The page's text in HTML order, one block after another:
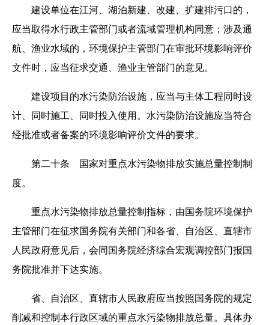
建设单位在江河、湖泊新建、改建、扩建排污口的，
应当取得水行政主管部门或者流域管理机构同意；涉及通
航、渔业水域的，环境保护主管部门在审批环境影响评价
文件时，应当征求交通、渔业主管部门的意见。
建设项目的水污染防治设施，应当与主体工程同时设
计、同时施工、同时投入使用。水污染防治设施应当符合
经批准或者备案的环境影响评价文件的要求。
第二十条 国家对重点水污染物排放实施总量控制制
度。
重点水污染物排放总量控制指标，由国务院环境保护
主管部门在征求国务院有关部门和各省、自治区、直辖市
人民政府意见后，会同国务院经济综合宏观调控部门报国
务院批准并下达实施。
省、自治区、直辖市人民政府应当按照国务院的规定
削减和控制本行政区域的重点水污染物排放总量。具体办